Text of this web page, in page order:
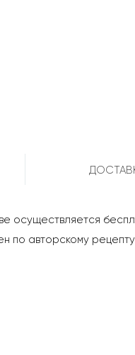
осуществляется
по авторскому